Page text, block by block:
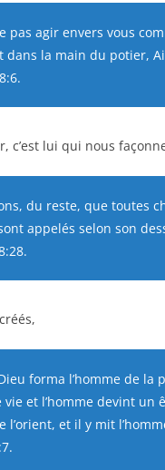
pas agir envers vous
dans la main du potier,
c’est lui qui nous
du reste, que toutes
appelés selon son
Dieu forma l’homme de
vie et l’homme devint un
l’orient, et il y mit